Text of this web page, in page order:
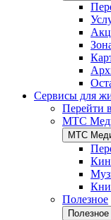
Сервисы для
Перейти
МТС
МТС
Полезное
Полезное